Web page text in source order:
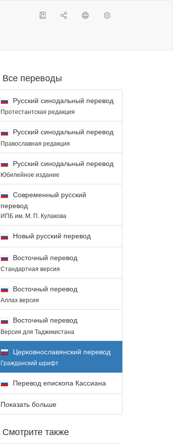
Все переводы
Русский синодальный перевод
Протестантская редакция
Русский синодальный перевод
Православная редакция
Русский синодальный перевод
Юбилейное издание
Современный русский
перевод
ИПБ им. М. П. Кулакова
Новый русский перевод
Восточный перевод
Стандартная версия
Восточный перевод
Аллах версия
Восточный перевод
Версия для Таджикистана
Церковнославянский перевод
Гражданский шрифт
Перевод епископа Кассиана
Показать больше
Смотрите также